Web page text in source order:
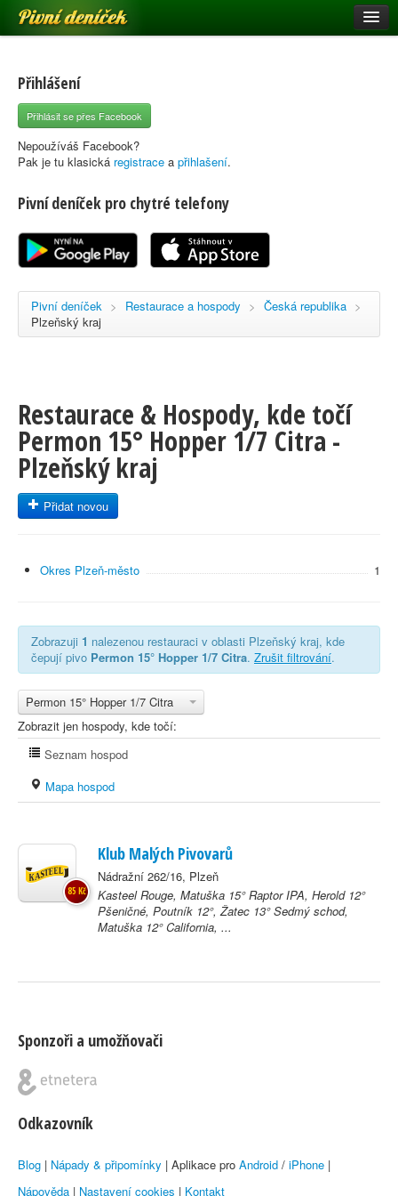
Pivní deníček
Pivní mapa
Pivní značky
Nápověda
Registrace
Přihlášení
Přihlásit se přes Facebook
Nepoužíváš Facebook?
Pak je tu klasická registrace a přihlašení.
Pivní deníček pro chytré telefony
Pivní deníček > Restaurace a hospody > Česká republika >
Plzeňský kraj
Restaurace & Hospody, kde točí
Permon 15° Hopper 1/7 Citra -
Plzeňský kraj
Přidat novou
Okres Plzeň-město 1
Zobrazuji 1 nalezenou restauraci v oblasti Plzeňský kraj, kde
čepují pivo Permon 15° Hopper 1/7 Citra. Zrušit filtrování.
Permon 15° Hopper 1/7 Citra
Zobrazit jen hospody, kde točí:
Seznam hospod
Mapa hospod
Klub Malých Pivovarů
Nádražní 262/16, Plzeň
Kasteel Rouge, Matuška 15° Raptor IPA, Herold 12°
Pšeničné, Poutník 12°, Žatec 13° Sedmý schod,
Matuška 12° California, ...
85 Kč
Sponzoři a umožňovači
Odkazovník
Blog | Nápady & připomínky | Aplikace pro Android / iPhone |
Nápověda | Nastavení cookies | Kontakt